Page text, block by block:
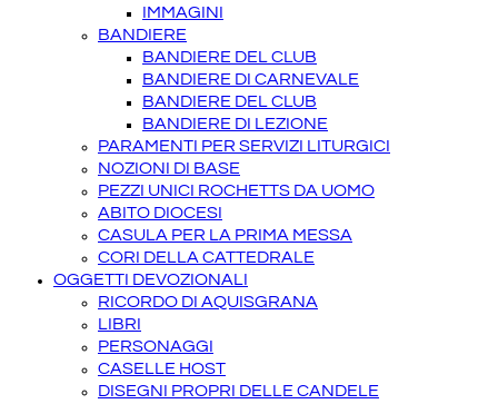
IMMAGINI
BANDIERE
BANDIERE DEL CLUB
BANDIERE DI CARNEVALE
BANDIERE DEL CLUB
BANDIERE DI LEZIONE
PARAMENTI PER SERVIZI LITURGICI
NOZIONI DI BASE
PEZZI UNICI ROCHETTS DA UOMO
ABITO DIOCESI
CASULA PER LA PRIMA MESSA
CORI DELLA CATTEDRALE
OGGETTI DEVOZIONALI
RICORDO DI AQUISGRANA
LIBRI
PERSONAGGI
CASELLE HOST
DISEGNI PROPRI DELLE CANDELE